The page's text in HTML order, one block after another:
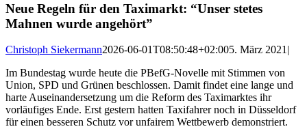
Neue Regeln für den Taximarkt: “Unser stetes
Mahnen wurde angehört”
Christoph Siekermann2026-06-01T08:50:48+02:005. März 2021|
Im Bundestag wurde heute die PBefG-Novelle mit Stimmen von
Union, SPD und Grünen beschlossen. Damit findet eine lange und
harte Auseinandersetzung um die Reform des Taximarktes ihr
vorläufiges Ende. Erst gestern hatten Taxifahrer noch in Düsseldorf
für einen besseren Schutz vor unfairem Wettbewerb demonstriert.